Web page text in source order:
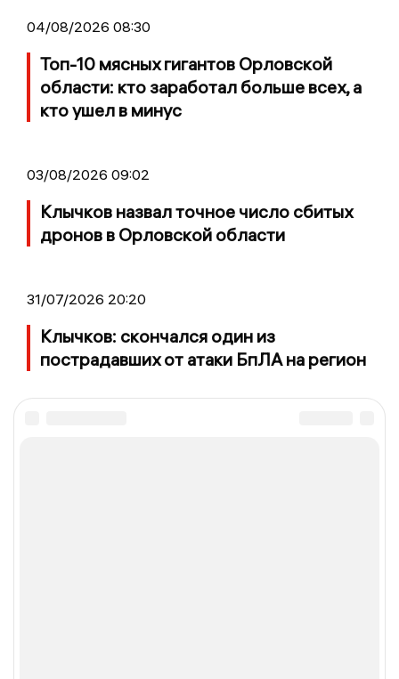
04/08/2026 08:30
Топ-10 мясных гигантов Орловской
области: кто заработал больше всех, а
кто ушел в минус
03/08/2026 09:02
Клычков назвал точное число сбитых
дронов в Орловской области
31/07/2026 20:20
Клычков: скончался один из
пострадавших от атаки БпЛА на регион